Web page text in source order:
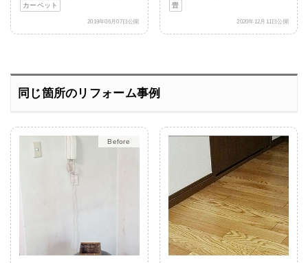
カーペット
2019年06月07日公開
畳
2020年12月11日公開
同じ箇所のリフォーム事例
After